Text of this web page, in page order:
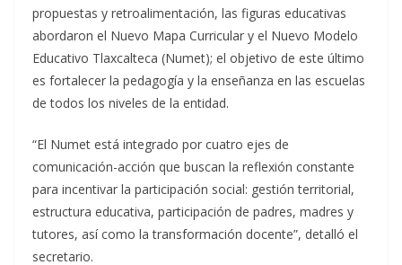
propuestas y retroalimentación, las figuras educativas
abordaron el Nuevo Mapa Curricular y el Nuevo Modelo
Educativo Tlaxcalteca (Numet); el objetivo de este último
es fortalecer la pedagogía y la enseñanza en las escuelas
de todos los niveles de la entidad.
“El Numet está integrado por cuatro ejes de
comunicación-acción que buscan la reflexión constante
para incentivar la participación social: gestión territorial,
estructura educativa, participación de padres, madres y
tutores, así como la transformación docente”, detalló el
secretario.